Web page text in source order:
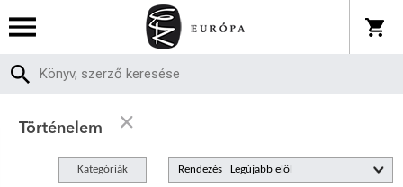
Történelem
Kategóriák Rendezés